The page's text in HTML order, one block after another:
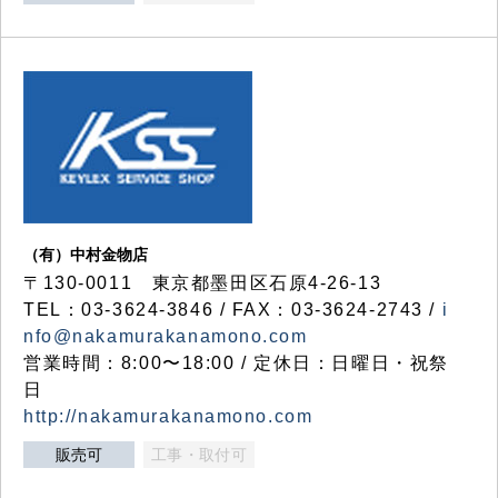
（有）中村金物店
〒130-0011 東京都墨田区石原4-26-13
TEL：03-3624-3846 / FAX：03-3624-2743 / i
nfo@nakamurakanamono.com
営業時間：8:00〜18:00 / 定休日：日曜日・祝祭
日
http://nakamurakanamono.com
販売可 工事・取付可